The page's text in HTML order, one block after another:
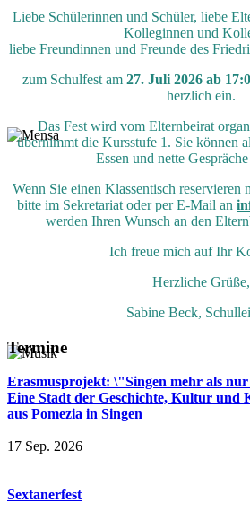
Liebe Schülerinnen und Schüler, liebe
Kolleginnen und
liebe Freundinnen und Freunde des
zum Schulfest am 27. Juli 2026 ab
herzlich ein.
Das Fest wird vom Elternbeirat
übernimmt die Kursstufe 1. Sie können
Essen und nette
Wenn Sie einen Klassentisch reservieren
bitte im Sekretariat oder per E-Mail an
werden Ihren Wunsch an den
Ich freue mich auf Ihr
Herzliche Grüße,
Sabine Beck,
Termine
Erasmusprojekt: \"Singen mehr als
Eine Stadt der Geschichte, Kultur und
aus Pomezia in Singen
17 Sep. 2026
Sextanerfest